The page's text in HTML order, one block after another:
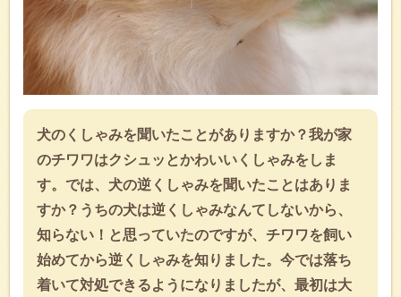
犬のくしゃみを聞いたことがありますか？我が家
のチワワはクシュッとかわいいくしゃみをしま
す。では、犬の逆くしゃみを聞いたことはありま
すか？うちの犬は逆くしゃみなんてしないから、
知らない！と思っていたのですが、チワワを飼い
始めてから逆くしゃみを知りました。今では落ち
着いて対処できるようになりましたが、最初は大